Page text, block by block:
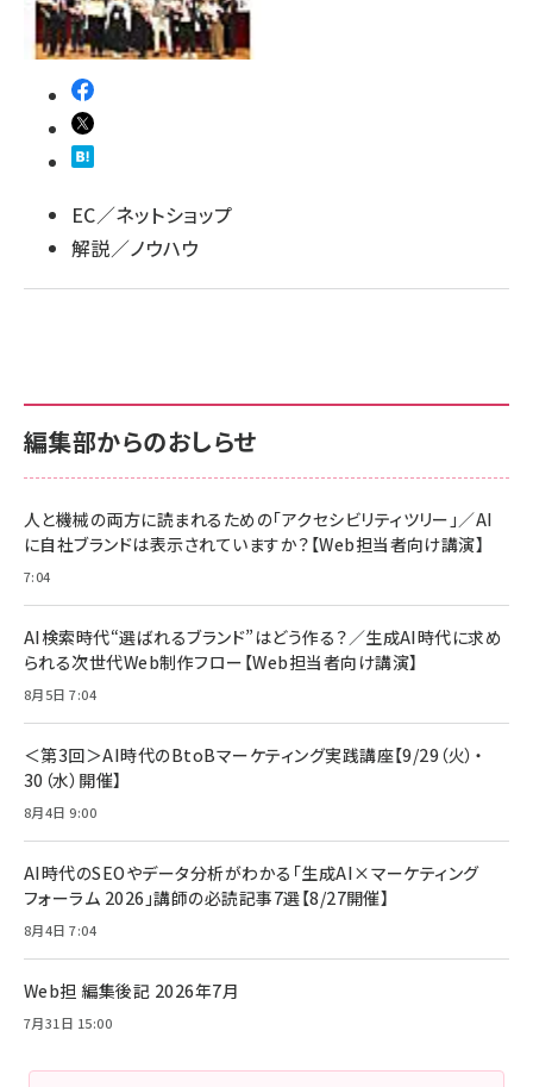
EC／ネットショップ
解説／ノウハウ
編集部からのおしらせ
人と機械の両方に読まれるための「アクセシビリティツリー」／AI
に自社ブランドは表示されていますか？【Web担当者向け講演】
7:04
AI検索時代“選ばれるブランド”はどう作る？／生成AI時代に求め
られる次世代Web制作フロー【Web担当者向け講演】
8月5日 7:04
＜第3回＞AI時代のBtoBマーケティング実践講座【9/29（火）・
30（水）開催】
8月4日 9:00
AI時代のSEOやデータ分析がわかる「生成AI×マーケティング
フォーラム 2026」講師の必読記事7選【8/27開催】
8月4日 7:04
Web担 編集後記 2026年7月
7月31日 15:00